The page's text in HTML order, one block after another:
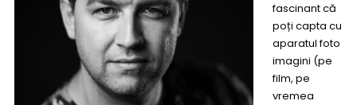
fascinant că
poți capta cu
aparatul foto
imagini (pe
film, pe
vremea